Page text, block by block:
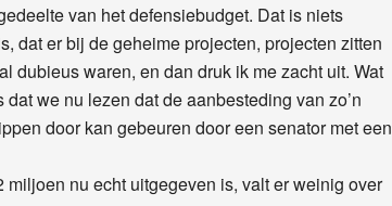
van het defensiebudget. Dat is niets
dat er bij de geheime projecten, projecten zitten
dubieus waren, en dan druk ik me zacht uit. Wat
we nu lezen dat de aanbesteding van zo’n
door kan gebeuren door een senator met een
nu echt uitgegeven is, valt er weinig over